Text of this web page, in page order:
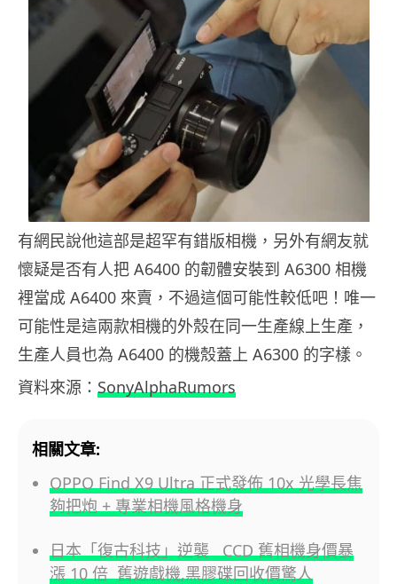
有網民說他這部是超罕有錯版相機，另外有網友就
懷疑是否有人把 A6400 的韌體安裝到 A6300 相機
裡當成 A6400 來賣，不過這個可能性較低吧！唯一
可能性是這兩款相機的外殼在同一生產線上生產，
生產人員也為 A6400 的機殼蓋上 A6300 的字樣。
資料來源： SonyAlphaRumors
相關文章:
OPPO Find X9 Ultra 正式發佈 10x 光學長焦
夠把炮 + 專業相機風格機身
日本「復古科技」逆襲 CCD 舊相機身價暴
漲 10 倍 舊遊戲機,黑膠碟回收價驚人